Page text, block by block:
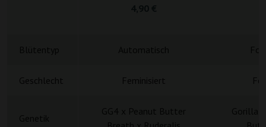
Geschlecht Feminisiert